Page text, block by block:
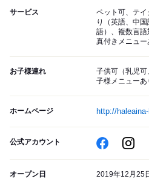
サービス
ペット可、テ
り（英語、中
語）、複数言
真付きメニュー
お子様連れ
子供可（乳児
子様メニュー
ホームページ http://
公式アカウント
オープン日 2019年12月25